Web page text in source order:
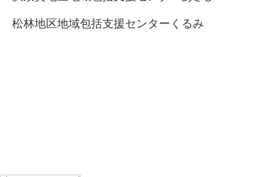
松林地区地域包括支援センターくるみ